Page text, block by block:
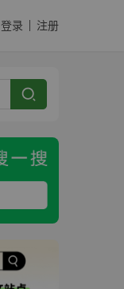
登录 注册